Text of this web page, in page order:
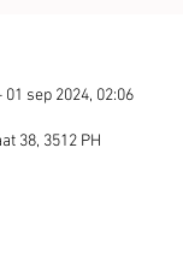
01 sep 2024, 02:06
38, 3512 PH